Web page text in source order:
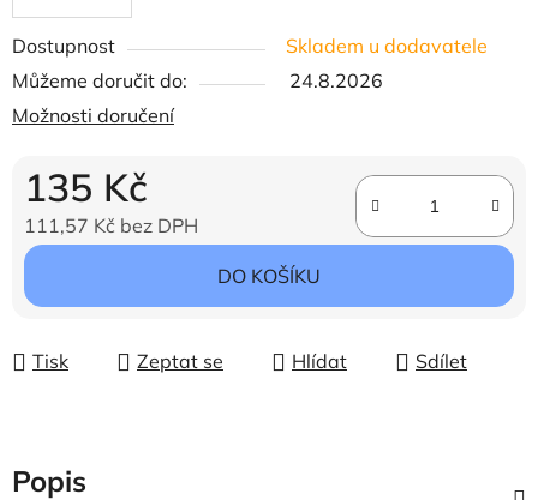
Dostupnost
Skladem u dodavatele
Můžeme doručit do:
24.8.2026
Možnosti doručení
135 Kč
111,57 Kč bez DPH
Měrná cena:
DO KOŠÍKU
Tisk Zeptat se Hlídat Sdílet
Popis